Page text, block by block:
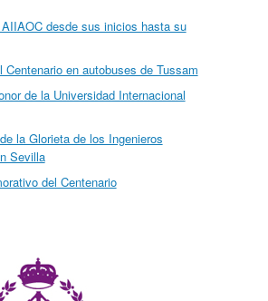
desde sus inicios hasta su
Centenario en autobuses de Tussam
de la Universidad Internacional
la Glorieta de los Ingenieros
Sevilla
del Centenario